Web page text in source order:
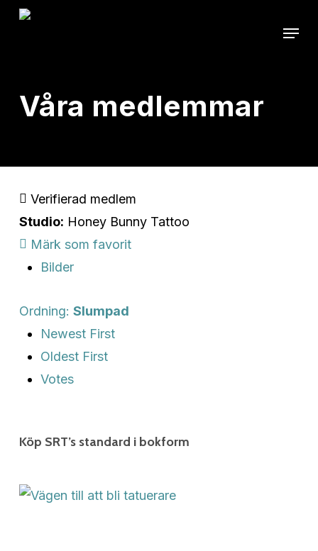
Skip
Menu
Våra medlemmar
Verifierad medlem
Studio: Honey Bunny Tattoo
Märk som favorit
Bilder
Ordning: Slumpad
Newest First
Oldest First
Votes
Köp SRT’s standard i bokform